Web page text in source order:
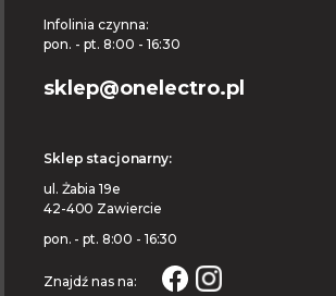
Infolinia czynna:
pon. - pt. 8:00 - 16:30
sklep@onelectro.pl
Sklep stacjonarny:
ul. Żabia 19e
42-400 Zawiercie
pon. - pt. 8:00 - 16:30
Znajdź nas na: